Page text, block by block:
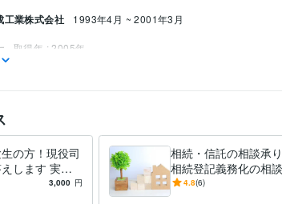
工業株式会社 1993年4月 ~ 2001年3月
取得年 : 2005年
ット信託 家族信託 相続 遺言 信託 法律相談 相続対策
の方！現役司
します 実務
法書士が、
3,000 円
相続・信託の相談承
相続登記義務化の相
じます
4.8(6)